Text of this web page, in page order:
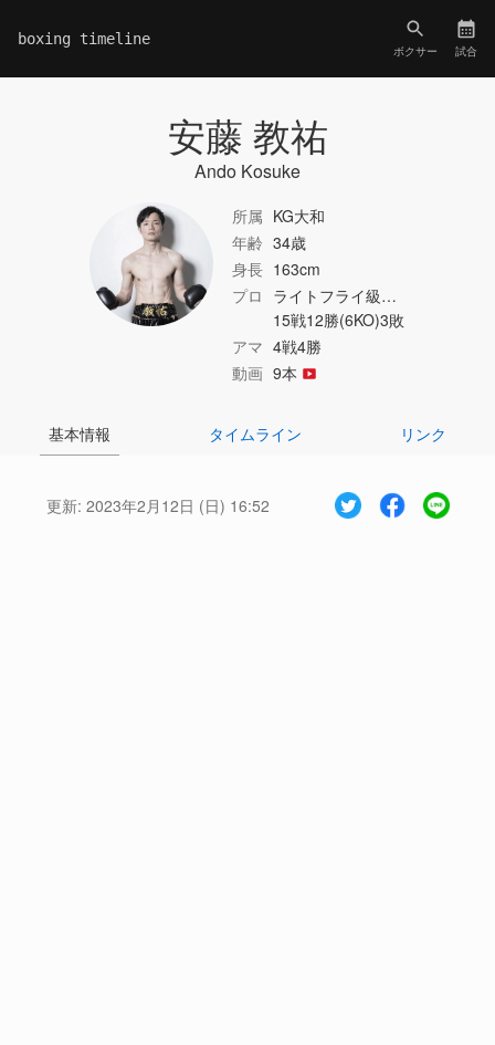
boxing timeline
ボクサー 試合
安藤 教祐
Ando Kosuke
所属 KG大和
年齢 34歳
身長 163cm
プロ ライトフライ級…
15戦12勝(6KO)3敗
アマ 4戦4勝
動画 9本
基本情報 タイムライン リンク
更新: 2023年2月12日 (日) 16:52